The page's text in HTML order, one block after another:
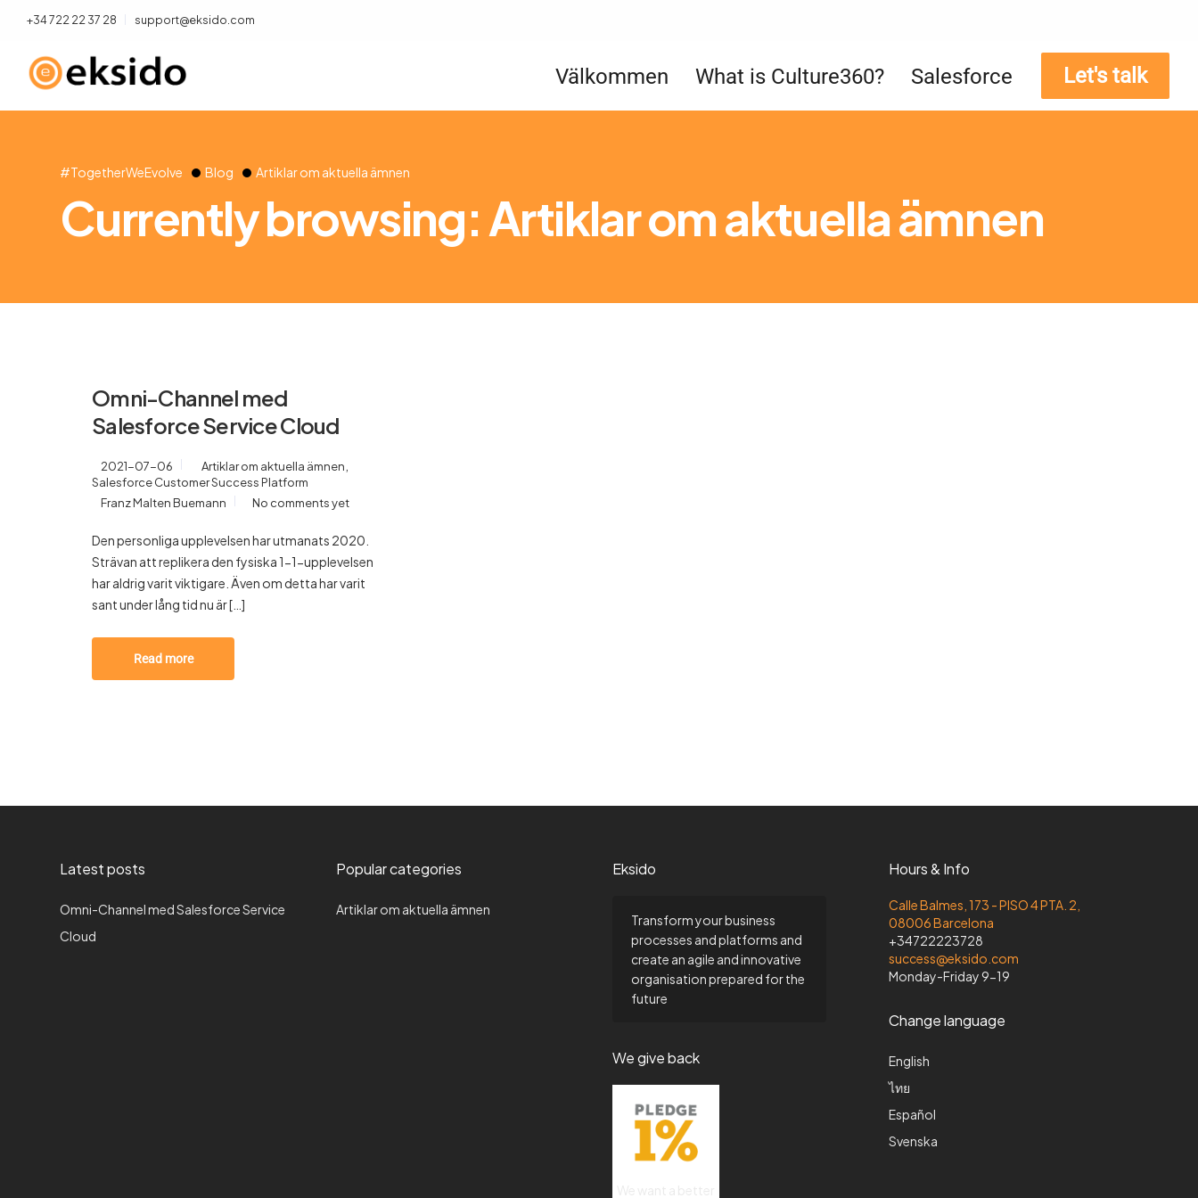
+34 722 22 37 28 support@eksido.com
Välkommen What is Culture360? Salesforce Let's talk
#TogetherWeEvolve Blog Artiklar om aktuella ämnen
Currently browsing: Artiklar om aktuella ämnen
Omni-Channel med
Salesforce Service Cloud
2021-07-06 Artiklar om aktuella ämnen
Salesforce Customer Success Platform
Franz Malten Buemann
No comments yet
Den personliga upplevelsen har utmanats 2020.
Strävan att replikera den fysiska 1-1-upplevelsen
har aldrig varit viktigare. Även om detta har varit
sant under lång tid nu är […]
Read more
Latest posts
Omni-Channel med Salesforce Service
Cloud
Popular categories
Artiklar om aktuella ämnen
Eksido
Transform your business
processes and platforms and
create an agile and innovative
organisation prepared for the
future
We give back
Hours & Info
Calle Balmes, 173 - PISO 4 PTA. 2,
08006 Barcelona
+34722223728
success@eksido.com
Monday-Friday 9-19
Change language
English
ไทย
Español
Svenska